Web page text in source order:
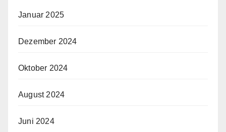
Januar 2025
Dezember 2024
Oktober 2024
August 2024
Juni 2024